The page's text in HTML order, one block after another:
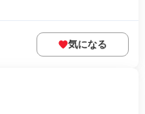
気になる